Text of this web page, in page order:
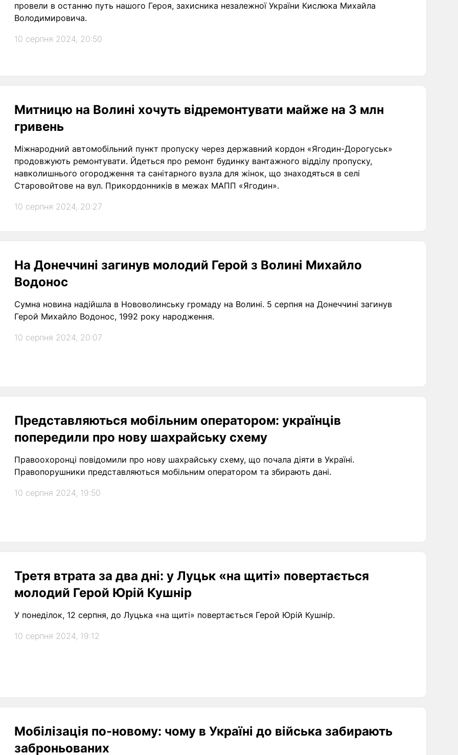
провели в останню путь нашого Героя, захисника незалежної України Кислюка Михайла
Володимировича.
10 серпня 2024, 20:50
Митницю на Волині хочуть відремонтувати майже на 3 млн
гривень
Міжнародний автомобільний пункт пропуску через державний кордон «Ягодин-Дорогуськ»
продовжують ремонтувати. Йдеться про ремонт будинку вантажного відділу пропуску,
навколишнього огородження та санітарного вузла для жінок, що знаходяться в селі
Старовойтове на вул. Прикордонників в межах МАПП «Ягодин».
10 серпня 2024, 20:27
На Донеччині загинув молодий Герой з Волині Михайло
Водонос
Сумна новина надійшла в Нововолинську громаду на Волині. 5 серпня на Донеччині загинув
Герой Михайло Водонос, 1992 року народження.
10 серпня 2024, 20:07
Представляються мобільним оператором: українців
попередили про нову шахрайську схему
Правоохоронці повідомили про нову шахрайську схему, що почала діяти в Україні.
Правопорушники представляються мобільним оператором та збирають дані.
10 серпня 2024, 19:50
Третя втрата за два дні: у Луцьк «на щиті» повертається
молодий Герой Юрій Кушнір
У понеділок, 12 серпня, до Луцька «на щиті» повертається Герой Юрій Кушнір.
10 серпня 2024, 19:12
Мобілізація по-новому: чому в Україні до війська забирають
заброньованих